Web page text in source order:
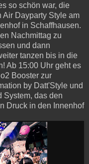
so schön war, die
Air Dayparty Style am
in Schaffhausen.
Nachmittag zu
und dann
tanzen bis in die
Ab 15:00 Uhr geht es
Booster zur
by Datt'Style und
System, das den
Druck in den Innenhof